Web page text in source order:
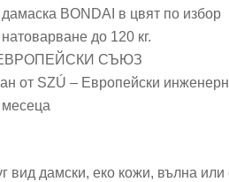
BONDAI в цвят по избор
до 120 кг.
ЕВРОПЕЙСКИ СЪЮЗ
от SZÚ – Европейски
вид дамски, еко кожи, вълна